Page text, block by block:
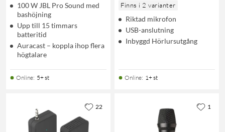
100 W JBL Pro Sound med
bashöjning
Upp till 15 timmars
batteritid
Auracast – koppla ihop flera
högtalare
Online: 5+ st
Finns i 2 varianter
Riktad mikrofon
USB-anslutning
Inbyggd Hörlursutgång
Online: 1+ st
22 1